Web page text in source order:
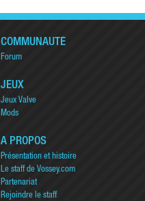
COMMUNAUTÉ
Forum
JEUX
Jeux Valve
Mods
A PROPOS
Présentation et histoire
Le staff de Vossey.com
Partenariat
Rejoindre le staff